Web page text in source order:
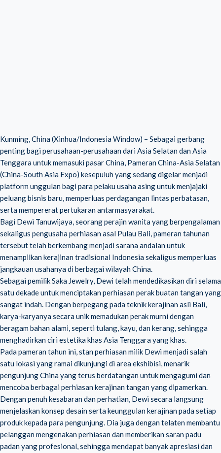
Kunming, China (Xinhua/Indonesia Window) – Sebagai gerbang
penting bagi perusahaan-perusahaan dari Asia Selatan dan Asia
Tenggara untuk memasuki pasar China, Pameran China-Asia Selatan
(China-South Asia Expo) kesepuluh yang sedang digelar menjadi
platform unggulan bagi para pelaku usaha asing untuk menjajaki
peluang bisnis baru, memperluas perdagangan lintas perbatasan,
serta mempererat pertukaran antarmasyarakat.
Bagi Dewi Tanuwijaya, seorang perajin wanita yang berpengalaman
sekaligus pengusaha perhiasan asal Pulau Bali, pameran tahunan
tersebut telah berkembang menjadi sarana andalan untuk
menampilkan kerajinan tradisional Indonesia sekaligus memperluas
jangkauan usahanya di berbagai wilayah China.
Sebagai pemilik Saka Jewelry, Dewi telah mendedikasikan diri selama
satu dekade untuk menciptakan perhiasan perak buatan tangan yang
sangat indah. Dengan berpegang pada teknik kerajinan asli Bali,
karya-karyanya secara unik memadukan perak murni dengan
beragam bahan alami, seperti tulang, kayu, dan kerang, sehingga
menghadirkan ciri estetika khas Asia Tenggara yang khas.
Pada pameran tahun ini, stan perhiasan milik Dewi menjadi salah
satu lokasi yang ramai dikunjungi di area ekshibisi, menarik
pengunjung China yang terus berdatangan untuk mengagumi dan
mencoba berbagai perhiasan kerajinan tangan yang dipamerkan.
Dengan penuh kesabaran dan perhatian, Dewi secara langsung
menjelaskan konsep desain serta keunggulan kerajinan pada setiap
produk kepada para pengunjung. Dia juga dengan telaten membantu
pelanggan mengenakan perhiasan dan memberikan saran padu
padan yang profesional, sehingga mendapat banyak apresiasi dan